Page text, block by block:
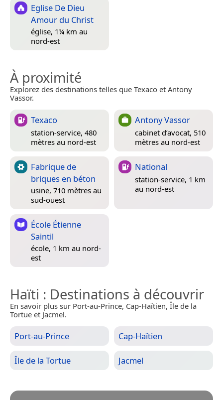
Eglise De Dieu
Amour du Christ
église, 1¼ km au
nord-est
À proximité
Explorez des destinations telles que Texaco et Antony
Vassor.
Texaco
station-service, 480
mètres au nord-est
Antony Vassor
cabinet d’avocat, 510
mètres au nord-est
Fabrique de
briques en béton
usine, 710 mètres au
sud-ouest
National
station-service, 1 km
au nord-est
École Étienne
Saintil
école, 1 km au nord-
est
Haïti : Destinations à découvrir
En savoir plus sur Port-au-Prince, Cap-Haïtien, Île de la
Tortue et Jacmel.
Port-au-Prince Cap-Haïtien
Île de la Tortue Jacmel